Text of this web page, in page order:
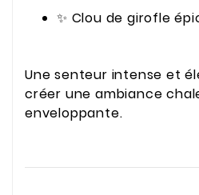
✨ Clou de girofle
Une senteur intense et
créer une ambiance
enveloppante.